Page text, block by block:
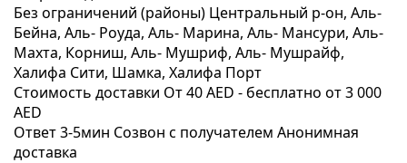
Без ограничений (районы) Центральный р-он, Аль-
Бейна, Аль- Роуда, Аль- Марина, Аль- Мансури, Аль-
Махта, Корниш, Аль- Мушриф, Аль- Мушрайф,
Халифа Сити, Шамка, Халифа Порт
Стоимость доставки От 40 AED - бесплатно от 3 000
AED
Ответ 3-5мин Созвон с получателем Анонимная
доставка